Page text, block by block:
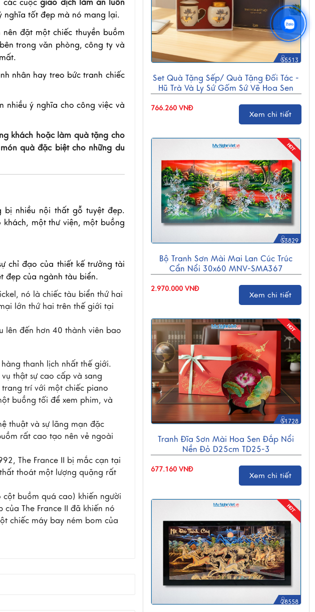
các cuộcgiao dịch làm ăn luôn
nghĩa tốt đẹp mà nó mang lại.
đặt một chiếc thuyền buồm
trong văn phòng, công ty và
nhân hay treo bức tranh chiếc
nhiều ý nghĩa cho công việc và
khách hoặc làm quà tặng cho
quà đặc biệt cho những du
bị nhiều nội thất gỗ tuyệt đẹp.
một thư viện, một buồng
chỉ đạo của thiết kế trưởng tài
đẹp của ngành tàu biển.
nó là chiếc tàu biển thứ hai
lớn thứ hai trên thế giới tại
lên đến hơn 40 thành viên bao
thanh lịch nhất thế giới.
thật sự cao cấp và sang
trí với một chiếc piano
buồng tối để xem phim, và
thuật và sự lãng mạn đặc
rất cao tạo nên vẻ ngoài
The France II bị mắc cạn tại
thoát một lượng quặng rất
cột buồm quá cao) khiến người
The France II đã khiến nó
chiếc máy bay ném bom của
55513
Set Quà Tặng Sếp/ Quà Tặng Đối Tác -
Hũ Trà Và Ly Sứ Gốm Sứ Vẽ Hoa Sen
766.260 VNĐ
Xem chi tiết
53829
Bộ Tranh Sơn Mài Mai Lan Cúc Trúc
Cẩn Nổi 30x60 MNV-SMA367
2.970.000 VNĐ
Xem chi tiết
51728
Tranh Đĩa Sơn Mài Hoa Sen Đắp Nổi
Nền Đỏ D25cm TD25-3
677.160 VNĐ
Xem chi tiết
28558